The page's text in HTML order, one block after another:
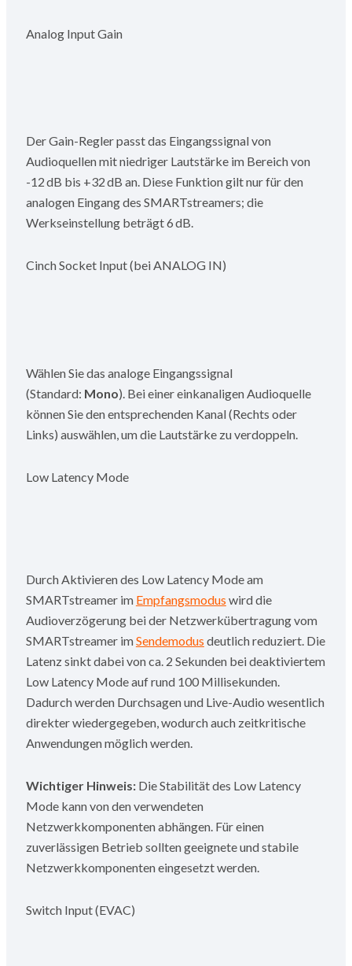
Analog Input Gain
Der Gain-Regler passt das Eingangssignal von
Audioquellen mit niedriger Lautstärke im Bereich von
-12 dB bis +32 dB an. Diese Funktion gilt nur für den
analogen Eingang des SMARTstreamers; die
Werkseinstellung beträgt 6 dB.
Cinch Socket Input (bei ANALOG IN)
Wählen Sie das analoge Eingangssignal
(Standard: Mono). Bei einer einkanaligen Audioquelle
können Sie den entsprechenden Kanal (Rechts oder
Links) auswählen, um die Lautstärke zu verdoppeln.
Low Latency Mode
Durch Aktivieren des Low Latency Mode am
SMARTstreamer im Empfangsmodus wird die
Audioverzögerung bei der Netzwerkübertragung vom
SMARTstreamer imSendemodus deutlich reduziert. Die
Latenz sinkt dabei von ca. 2 Sekunden bei deaktiviertem
Low Latency Mode auf rund 100 Millisekunden.
Dadurch werden Durchsagen und Live-Audio wesentlich
direkter wiedergegeben, wodurch auch zeitkritische
Anwendungen möglich werden.
Wichtiger Hinweis:Die Stabilität des Low Latency
Mode kann von den verwendeten
Netzwerkkomponenten abhängen. Für einen
zuverlässigen Betrieb sollten geeignete und stabile
Netzwerkkomponenten eingesetzt werden.
Switch Input (EVAC)